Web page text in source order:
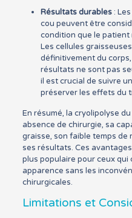
Résultats durables:
cou peuvent être
condition que le patient
Les cellules
définitivement du
résultats ne sont pas
il est crucial de suivre
préserver les effets du
En résumé, la cryolipolyse
absence de chirurgie, sa
graisse, son faible temps
ses résultats. Ces
plus populaire pour ceux
apparence sans les
chirurgicales.
Limitations et